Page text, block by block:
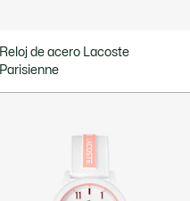
Reloj de acero Lacoste
Parisienne